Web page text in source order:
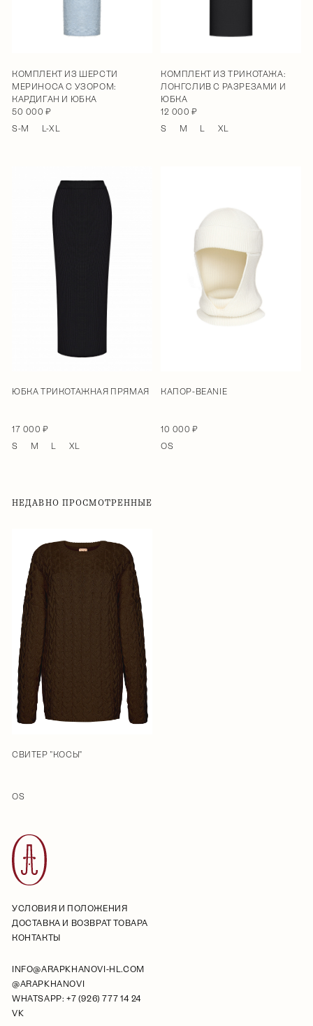
КОМПЛЕКТ ИЗ ШЕРСТИ
МЕРИНОСА С УЗОРОМ:
КАРДИГАН И ЮБКА
50 000 ₽
S-M
L-XL
КОМПЛЕКТ ИЗ ТРИКОТАЖА:
ЛОНГСЛИВ С РАЗРЕЗАМИ И
ЮБКА
12 000 ₽
S
M L XL
ЮБКА ТРИКОТАЖНАЯ ПРЯМАЯ
17 000 ₽
S
M L XL
КАПОР-BEANIE
10 000 ₽
OS
НЕДАВНО ПРОСМОТРЕННЫЕ
СВИТЕР "КОСЫ"
OS
УСЛОВИЯ И ПОЛОЖЕНИЯ
ДОСТАВКА И ВОЗВРАТ ТОВАРА
КОНТАКТЫ
INFO@ARAPKHANOVI-HL.COM
@ARAPKHANOVI
WHATSAPP: +7 (926) 777 14 24
VK